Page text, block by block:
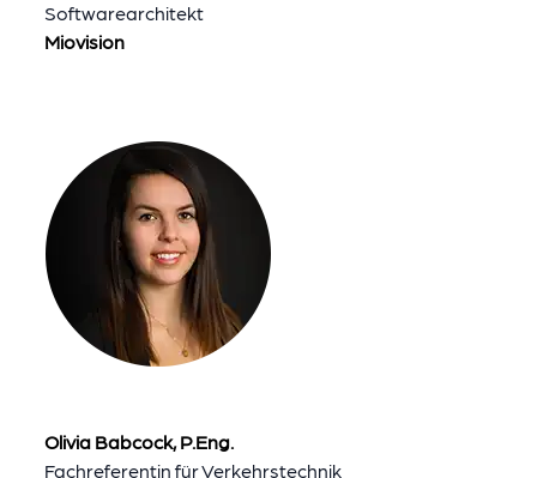
Softwarearchitekt
Miovision
Olivia Babcock, P.Eng.
Fachreferentin für Verkehrstechnik